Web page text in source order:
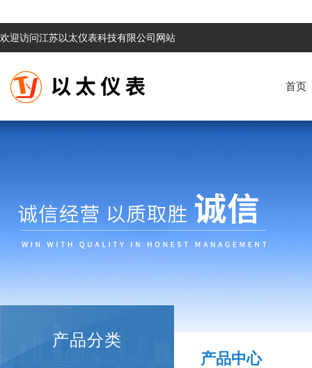
欢迎访问江苏以太仪表科技有限公司网站
首页
产品分类
产品中心